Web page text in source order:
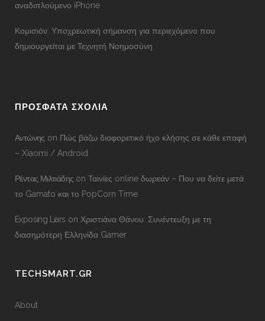
αναδιπλούμενο iPhone
Κομισιόν: Υποχρεωτική σήμανση για περιεχόμενο που
δημιουργείται με Τεχνητή Νοημοσύνη
ΠΡΟΣΦΑΤΑ ΣΧΟΛΙΑ
Αντώνης on Πώς βάζω διαφορετικό ήχο κλήσης σε κάθε επαφή
– Xiaomi / Android
Ρέντας Μιλτιάδης onΤαινίες online δωρεάν – Που να δείτε μετά
το Gamato και το PopCorn Time
Exposing Liars on Χριστιάνα Θάνου: Συνέντευξη με τη
διασημότερη Ελληνίδα Gamer
TECHSMART.GR
About